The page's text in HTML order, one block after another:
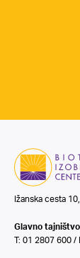
Ižanska cesta
Glavno
T: 01 2807 600 /